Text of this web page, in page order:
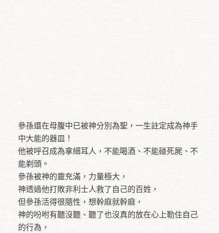
參孫還在母腹中已被神分別為聖，一生註定成為神手
中大能的器皿！
他被呼召成為拿細耳人，不能喝酒、不能碰死屍、不
能剃頭。
參孫被神的靈充滿，力量極大，
神透過他打敗非利士人救了自己的百姓，
但參孫活得很隨性，想幹麻就幹麻，
神的吩咐有聽沒聽、聽了也沒真的放在心上勒住自己
的行為，